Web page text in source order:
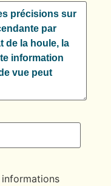
informations